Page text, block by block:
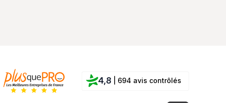
4,8 | 694 avis contrôlés